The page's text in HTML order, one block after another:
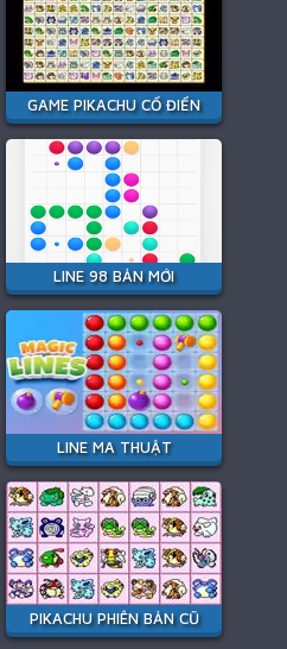
GAME PIKACHU CỔ ĐIỂN
LINE 98 BẢN MỚI
LINE MA THUẬT
PIKACHU PHIÊN BẢN CŨ